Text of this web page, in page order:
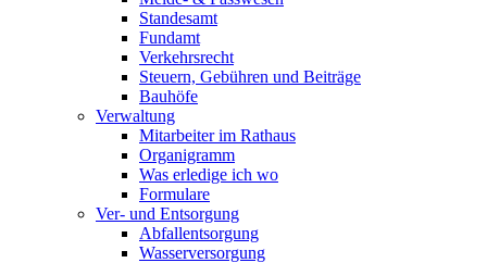
Standesamt
Fundamt
Verkehrsrecht
Steuern, Gebühren und Beiträge
Bauhöfe
Verwaltung
Mitarbeiter im Rathaus
Organigramm
Was erledige ich wo
Formulare
Ver- und Entsorgung
Abfallentsorgung
Wasserversorgung